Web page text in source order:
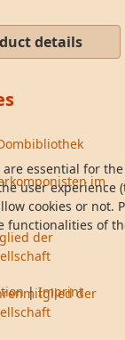
details
im
der
der
essential for
user experience
cookies or not.
functionalities of
|Imprint